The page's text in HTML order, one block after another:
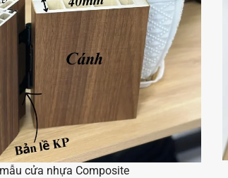
cửa nhựa Composite